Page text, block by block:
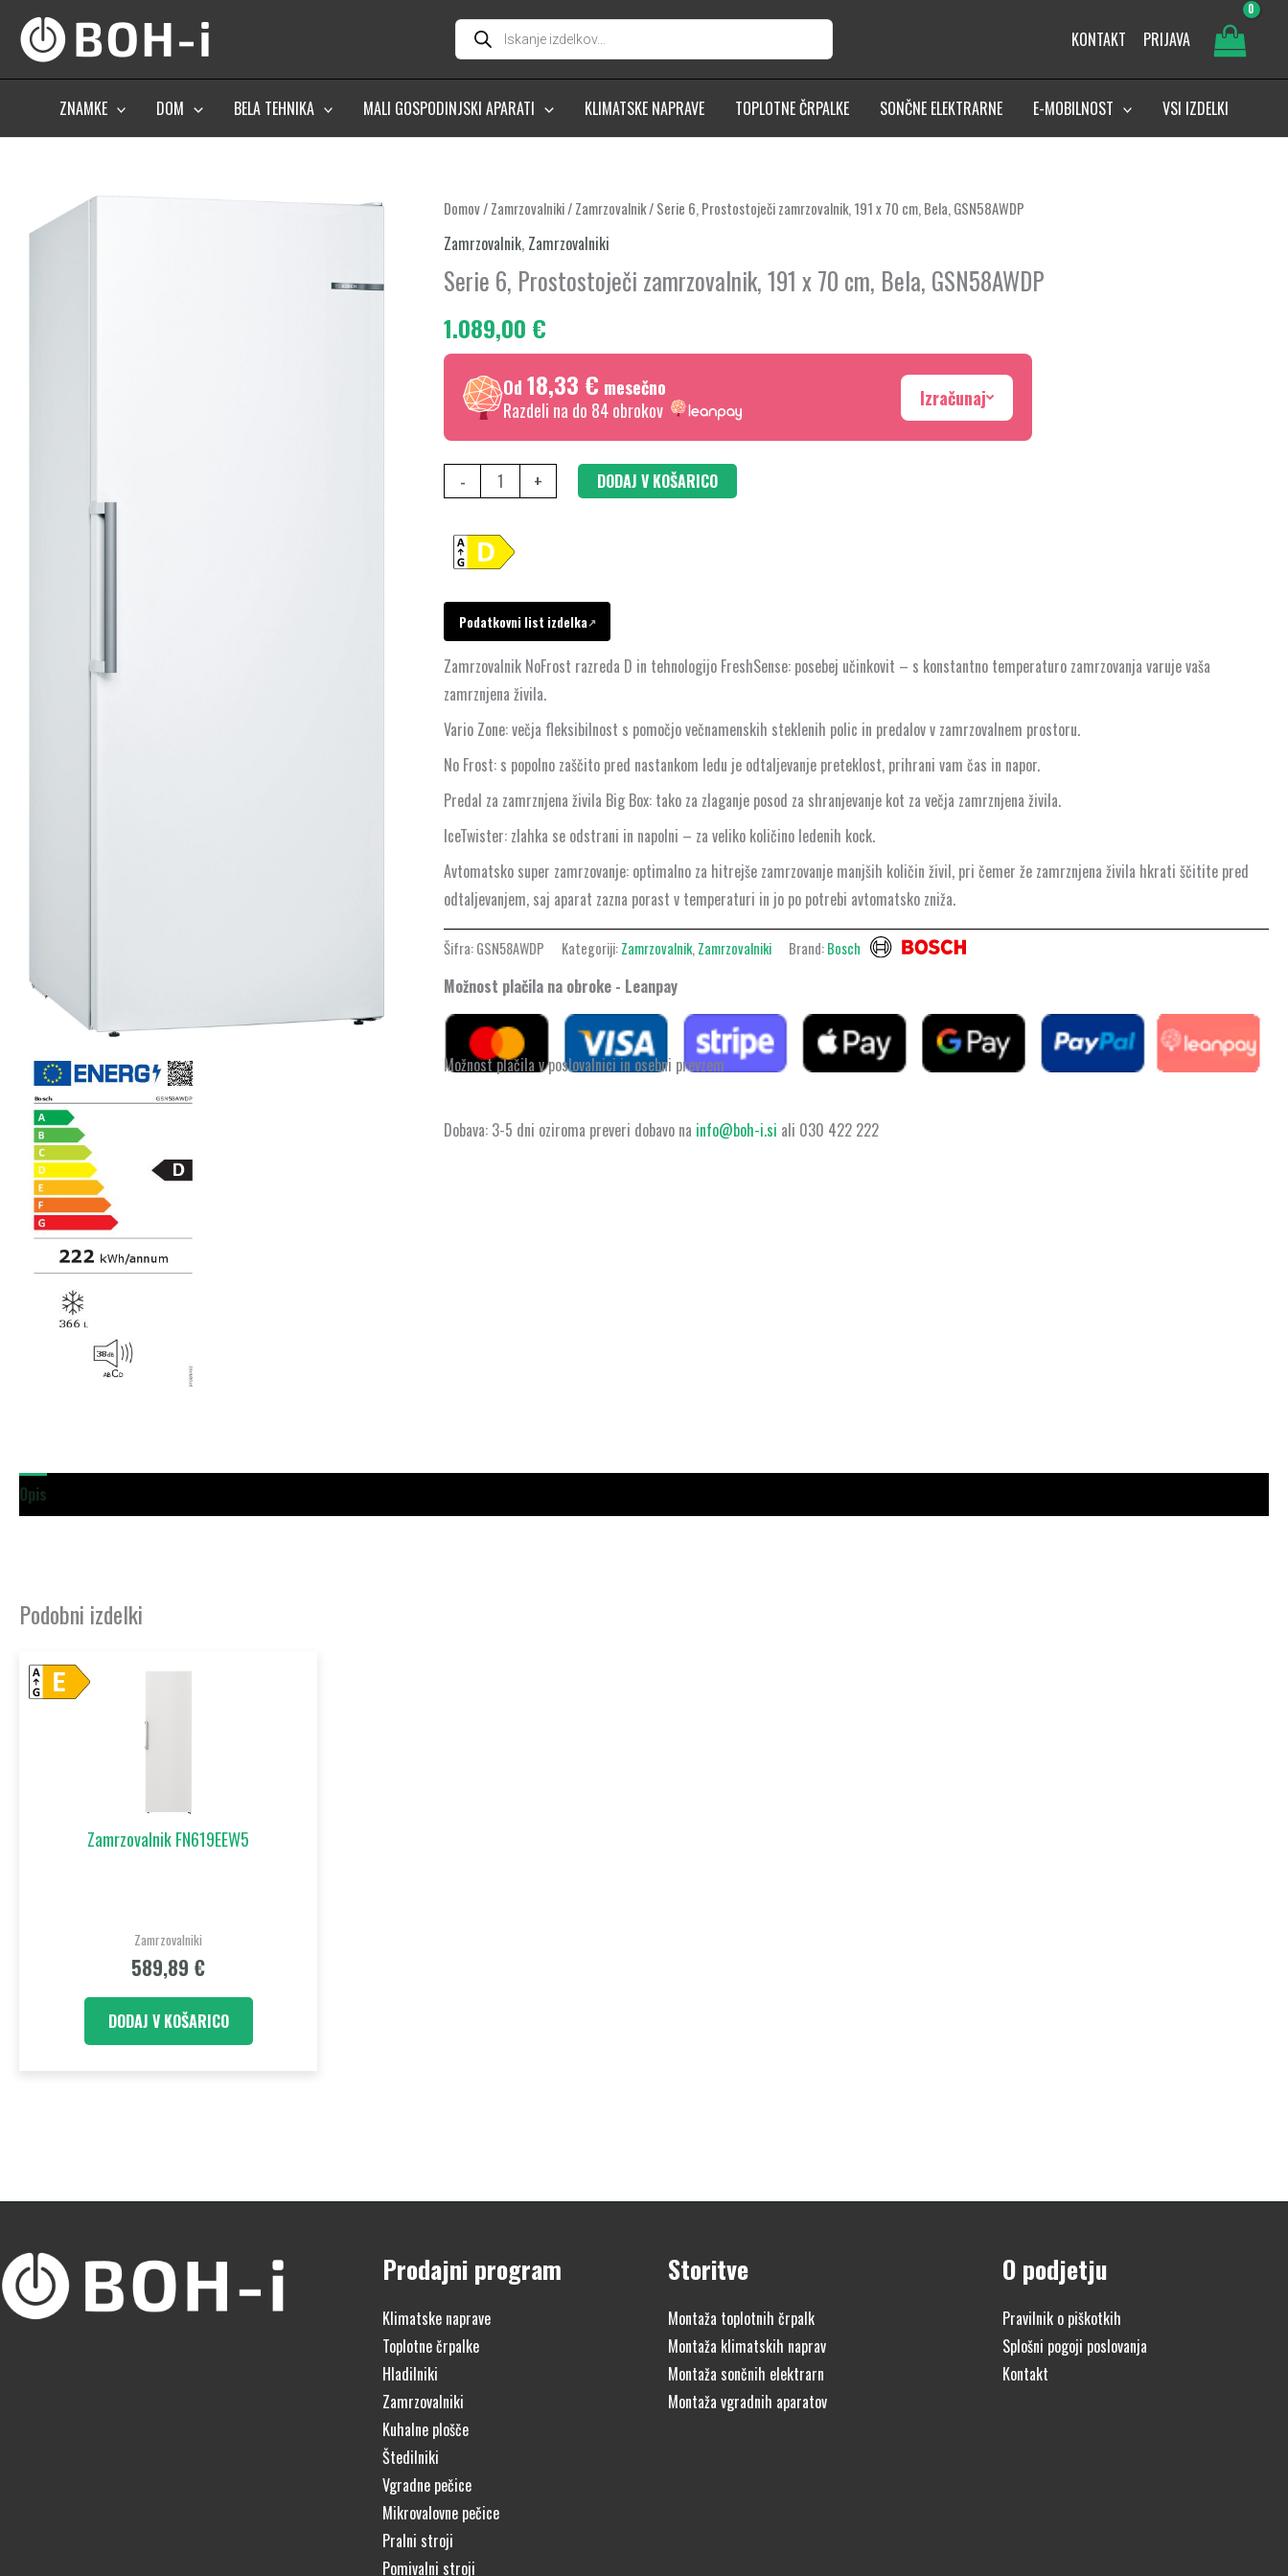
content
Products
search KONTAKT PRIJAVA
ZNAMKE DOM BELA TEHNIKA MALI GOSPODINJSKI APARATI KLIMATSKE NAPRAVE TOPLOTNE ČRPALKE SONČNE ELEKTRARNE E-MOBILNOST VSI IZDELKI
Domov/Zamrzovalniki/Zamrzovalnik/ Serie 6, Prostostoječi zamrzovalnik, 191 x 70 cm, Bela, GSN58AWDP
Zamrzovalnik, Zamrzovalniki
Serie 6, Prostostoječi zamrzovalnik, 191 x 70 cm, Bela, GSN58AWDP
1.089,00 €
Od18,33 € mesečno
Razdeli na do 84 obrokov
Izračunaj
-
Serie
6,
zamrzovalnik,
191
cm,
Bela,
GSN58AWDP
količina
+ DODAJ V KOŠARICO
Podatkovni list izdelka↗
Zamrzovalnik NoFrost razreda D in tehnologijo FreshSense: posebej učinkovit – s konstantno temperaturo zamrzovanja varuje vaša
zamrznjena živila.
Vario Zone: večja fleksibilnost s pomočjo večnamenskih steklenih polic in predalov v zamrzovalnem prostoru.
No Frost: s popolno zaščito pred nastankom ledu je odtaljevanje preteklost, prihrani vam čas in napor.
Predal za zamrznjena živila Big Box: tako za zlaganje posod za shranjevanje kot za večja zamrznjena živila.
IceTwister: zlahka se odstrani in napolni – za veliko količino ledenih kock.
Avtomatsko super zamrzovanje: optimalno za hitrejše zamrzovanje manjših količin živil, pri čemer že zamrznjena živila hkrati ščitite pred
odtaljevanjem, saj aparat zazna porast v temperaturi in jo po potrebi avtomatsko zniža.
Šifra:GSN58AWDP Kategoriji:Zamrzovalnik,Zamrzovalniki Brand:Bosch
Možnost plačila na obroke - Leanpay
Možnost plačila v poslovalnici in osebni prevzem
Dobava: 3-5 dni oziroma preveri dobavo na info@boh-i.si ali 030 422 222
Opis
Podobni izdelki
Zamrzovalnik FN619EEW5
Zamrzovalniki
589,89 €
DODAJ V KOŠARICO
Prodajni program
Klimatske naprave
Toplotne črpalke
Hladilniki
Zamrzovalniki
Kuhalne plošče
Štedilniki
Vgradne pečice
Mikrovalovne pečice
Pralni stroji
Pomivalni stroji
Storitve
Montaža toplotnih črpalk
Montaža klimatskih naprav
Montaža sončnih elektrarn
Montaža vgradnih aparatov
O podjetju
Pravilnik o piškotkih
Splošni pogoji poslovanja
Kontakt